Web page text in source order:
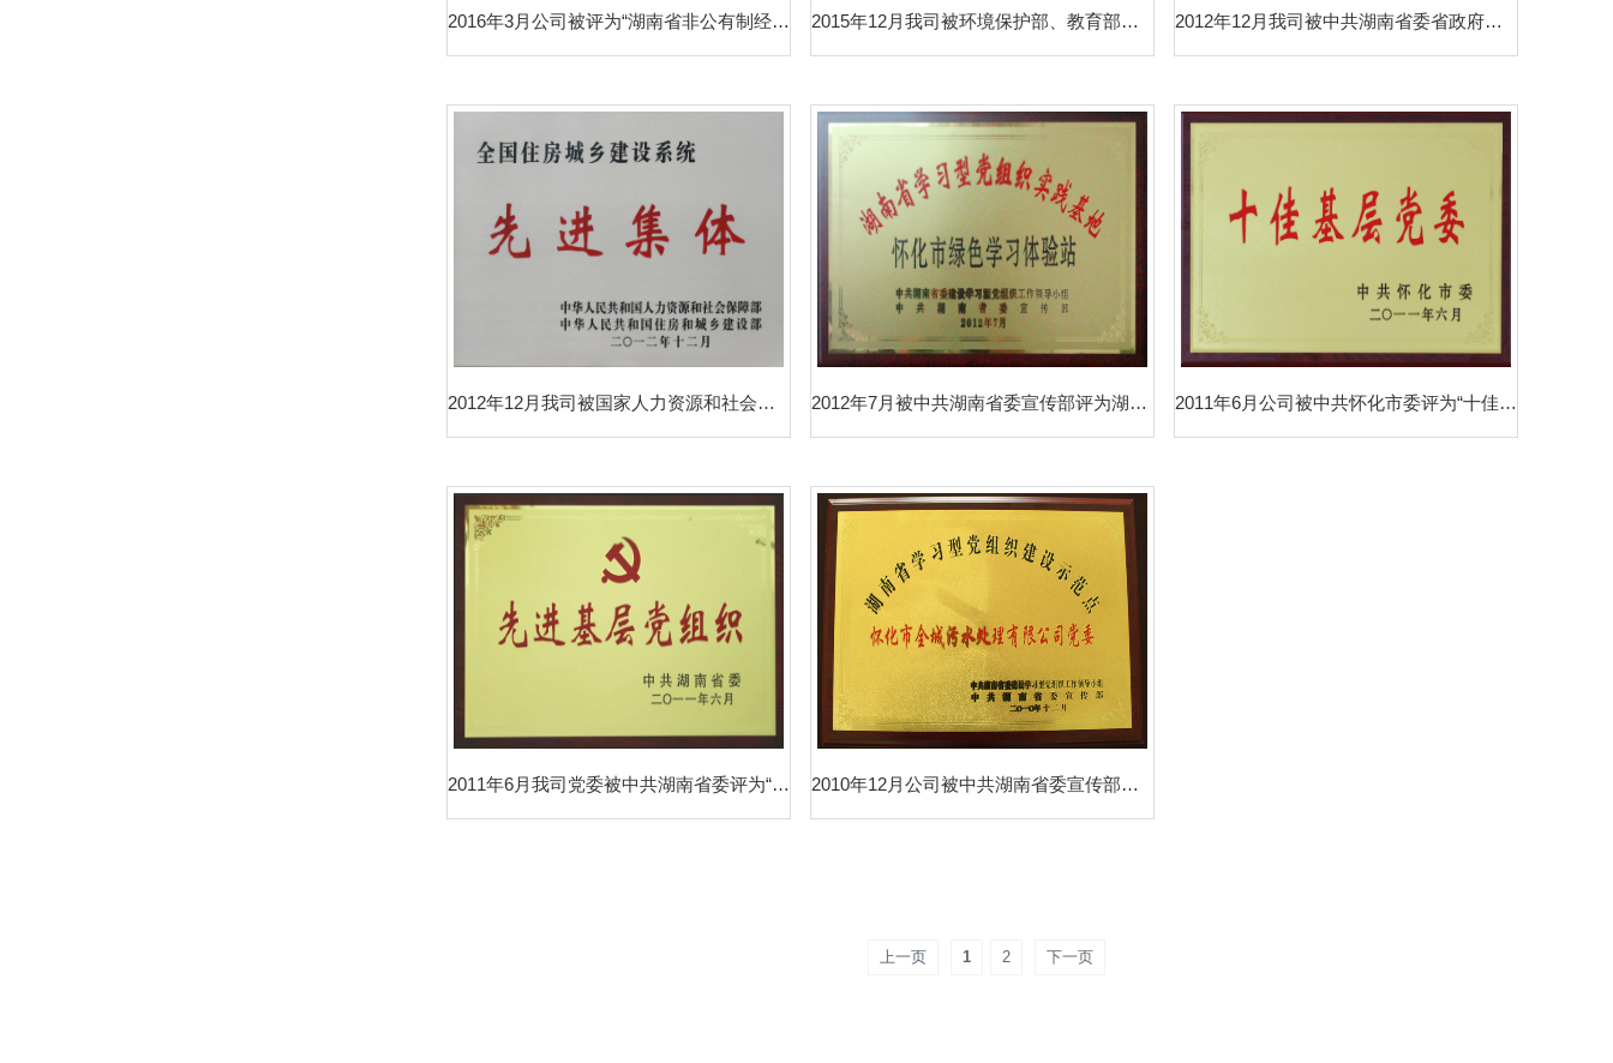
2016年3月公司被评为“湖南省非公有制经济组织基层党组织规范化建设示范单位” 2015年12月我司被环境保护部、教育部评为“全国中小学环境教育社会实践基地” 2012年12月我司被中共湖南省委省政府评为“湖南省二〇一二届文明单位”
2012年12月我司被国家人力资源和社会保障部、国家住房和城乡建设部评为“全国住房城乡建设系统先进集体” 2012年7月被中共湖南省委宣传部评为湖南省学习型党组织实践基地“怀化市绿色学习体验站” 2011年6月公司被中共怀化市委评为“十佳基层党委”
2011年6月我司党委被中共湖南省委评为“先进基层党组织” 2010年12月公司被中共湖南省委宣传部评为“湖南省学习型党组织建设示范点”
上一页 1 2 下一页